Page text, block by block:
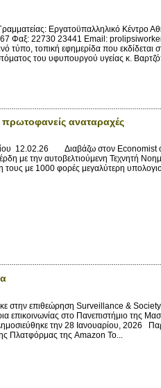
Εργατοϋπαλληλικό Κέντρο
Φαξ: 22730 23441 Email:
τύπο, τοπική εφημερίδα που εκδίδεται
του υφυπουργού υγείας κ.
αναταραχές
12.02.26 Διαβάζω στον Economist
με την αυτοβελτιούμενη Τεχνητή
τους με 1000 φορές μεγαλύτερη
στην επιθεώρηση Surveillance &
επικοινωνίας στο Πανεπιστήμιο της
την 28 Ιανουαρίου, 2026
Πλατφόρμας της Amazon Το...